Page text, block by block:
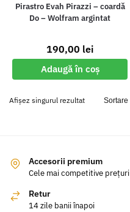
Pirastro Evah Pirazzi – coardă
Do – Wolfram argintat
190,00 lei
Adaugă în coș
Afișez singurul rezultat
Accesorii premium
Cele mai competitive prețuri
Retur
14 zile banii înapoi